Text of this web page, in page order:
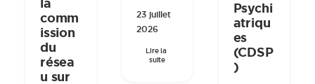
23 juillet
2026
Lire la
suite
Psychi
atriqu
es
(CDSP
)
la
comm
ission
du
résea
u sur